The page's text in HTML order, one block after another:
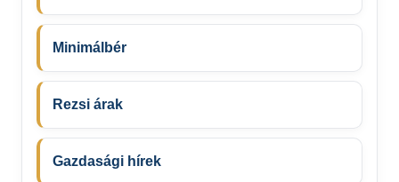
Minimálbér
Rezsi árak
Gazdasági hírek